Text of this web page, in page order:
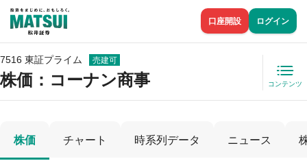
口座開設 ログイン
7516 東証プライム 売建可
株価 ：コーナン商事 コンテンツ
株価 チャート 時系列データ ニュース